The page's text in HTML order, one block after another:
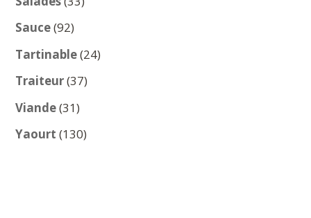
Sauce 9292
produits
Tartinable 2424
Traiteur 3737
Viande 3131
produits
Yaourt 130130